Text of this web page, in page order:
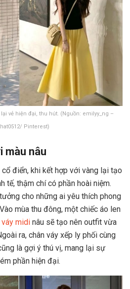
vẻ hiện đại, thu hút. (Nguồn: emilyy_ng –
Pinterest)
màu nâu
cổ điển, khi kết hợp với vàng lại tạo
tế, thậm chí có phần hoài niệm.
cho những ai yêu thích phong
mùa thu đông, một chiếc áo len
váy midi nâu sẽ tạo nên outfit vừa
ra, chân váy xếp ly phối cùng
là gợi ý thú vị, mang lại sự
phần hiện đại.